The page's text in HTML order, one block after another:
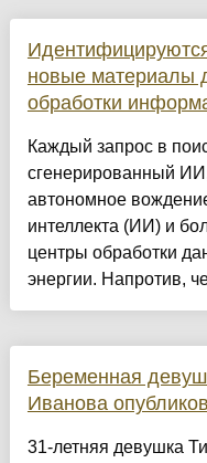
новые материалы
обработки
Каждый запрос в
сгенерированный ИИ,
автономное
интеллекта (ИИ) и
центры обработки
энергии. Напротив,
Беременная
Иванова
31-летняя девушка